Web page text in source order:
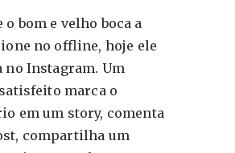
o bom e velho boca a
no offline, hoje ele
no Instagram. Um
marca o
em um story, comenta
compartilha um